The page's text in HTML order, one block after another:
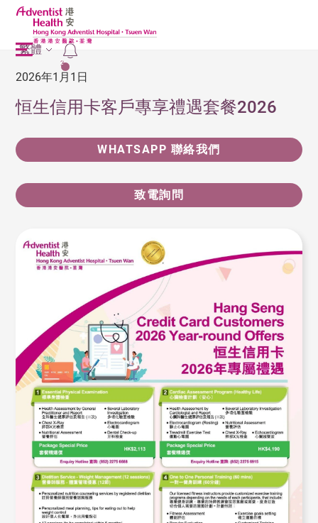
2
繁體
2026年1月1日
恒生信用卡客戶專享禮遇套餐2026
WHATSAPP 聯絡我們
致電詢問